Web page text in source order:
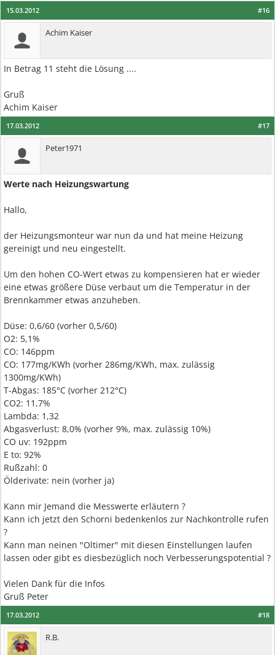
#16
15.03.2012
Achim Kaiser
In Betrag 11 steht die Lösung ....
Gruß
Achim Kaiser
#17
17.03.2012
Peter1971
Werte nach Heizungswartung
Hallo,
der Heizungsmonteur war nun da und hat meine Heizung
gereinigt und neu eingestellt.
Um den hohen CO-Wert etwas zu kompensieren hat er wieder
eine etwas größere Düse verbaut um die Temperatur in der
Brennkammer etwas anzuheben.
Düse: 0,6/60 (vorher 0,5/60)
O2: 5,1%
CO: 146ppm
CO: 177mg/KWh (vorher 286mg/KWh, max. zulässig
1300mg/KWh)
T-Abgas: 185°C (vorher 212°C)
CO2: 11,7%
Lambda: 1,32
Abgasverlust: 8,0% (vorher 9%, max. zulässig 10%)
CO uv: 192ppm
E to: 92%
Rußzahl: 0
Ölderivate: nein (vorher ja)
Kann mir Jemand die Messwerte erläutern ?
Kann ich jetzt den Schorni bedenkenlos zur Nachkontrolle rufen
?
Kann man neinen "Oltimer" mit diesen Einstellungen laufen
lassen oder gibt es diesbezüglich noch Verbesserungspotential ?
Vielen Dank für die Infos
Gruß Peter
#18
17.03.2012
R.B.